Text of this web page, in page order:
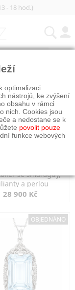
- 18 hod.)
se smaragdy,
a perlou
28 900 Kč
OBJEDNÁNO
optimalizaci
nástrojů, ke zvýšení
obsahu v rámci
nich. Cookies jsou
a nedostane se k
povolit pouze
funkce webových